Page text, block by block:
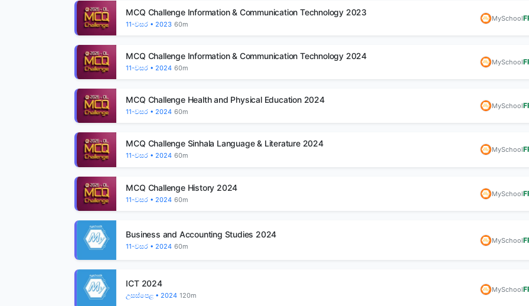
MCQ Challenge Information & Communication Technology 2023
11-වසර • 2023 60m
MySchool
MCQ Challenge Information & Communication Technology 2024
11-වසර • 2024 60m
MySchool
MCQ Challenge Health and Physical Education 2024
11-වසර • 2024 60m
MySchool
MCQ Challenge Sinhala Language & Literature 2024
11-වසර • 2024 60m
MySchool
MCQ Challenge History 2024
11-වසර • 2024 60m
MySchool
Business and Accounting Studies 2024
11-වසර • 2024 60m
MySchool
ICT 2024
උසස්පෙළ • 2024 120m
MySchool